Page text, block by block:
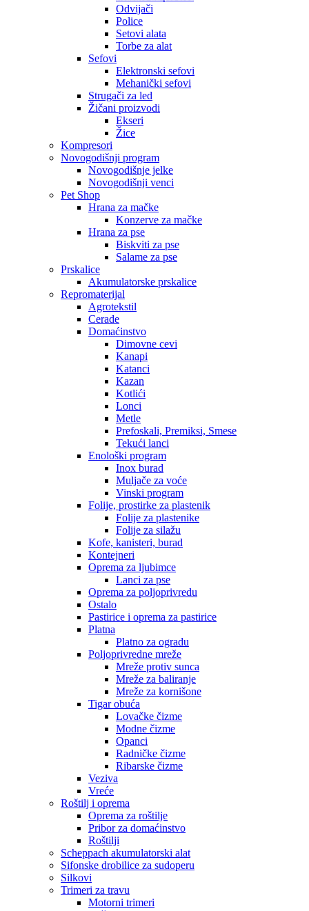
Odvijači
Police
Setovi alata
Torbe za alat
Sefovi
Elektronski sefovi
Mehanički sefovi
Strugači za led
Žičani proizvodi
Ekseri
Žice
Kompresori
Novogodišnji program
Novogodišnje jelke
Novogodišnji venci
Pet Shop
Hrana za mačke
Konzerve za mačke
Hrana za pse
Biskviti za pse
Salame za pse
Prskalice
Akumulatorske prskalice
Repromaterijal
Agrotekstil
Cerade
Domaćinstvo
Dimovne cevi
Kanapi
Katanci
Kazan
Kotlići
Lonci
Metle
Prefoskali, Premiksi, Smese
Tekući lanci
Enološki program
Inox burad
Muljače za voće
Vinski program
Folije, prostirke za plastenik
Folije za plastenike
Folije za silažu
Kofe, kanisteri, burad
Kontejneri
Oprema za ljubimce
Lanci za pse
Oprema za poljoprivredu
Ostalo
Pastirice i oprema za pastirice
Platna
Platno za ogradu
Poljoprivredne mreže
Mreže protiv sunca
Mreže za baliranje
Mreže za kornišone
Tigar obuća
Lovačke čizme
Modne čizme
Opanci
Radničke čizme
Ribarske čizme
Veziva
Vreće
Roštilj i oprema
Oprema za roštilje
Pribor za domaćinstvo
Roštilji
Scheppach akumulatorski alat
Sifonske drobilice za sudoperu
Silkovi
Trimeri za travu
Motorni trimeri